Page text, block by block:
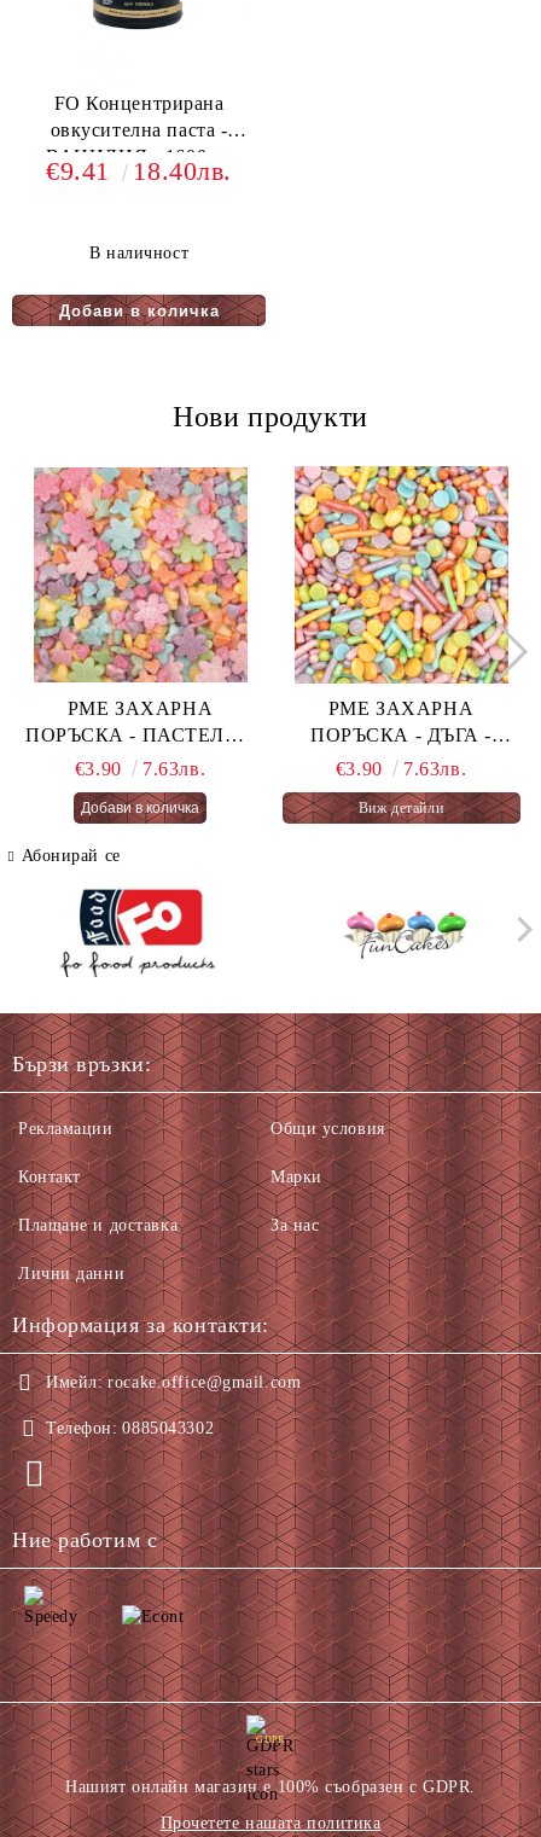
FO Концентрирана
овкусителна паста -
ВАНИЛИЯ - 1600гр.
€9.41 18.40лв.
В наличност
Нови продукти
PME ЗАХАРНА
ПОРЪСКА - ПАСТЕЛНА
ОГНЕНА ТОРТА -
PASTEL FAIRY CAKES
66 гр.
€3.90 7.63лв.
PME ЗАХАРНА
ПОРЪСКА - ДЪГА -
€3.90 7.63лв.
Виж детайли
Абонирай се
Бързи връзки:
Рекламации
Контакт
Плащане и доставка
Лични данни
Общи условия
Марки
За нас
Информация за контакти:
Имейл: rocake.office@gmail.com
Телефон: 0885043302
Ние работим с
GDPR
Нашият онлайн магазин е 100% съобразен с GDPR.
Прочетете нашата политика